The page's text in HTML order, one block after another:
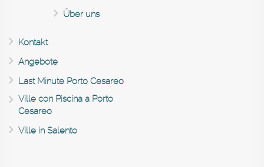
Über uns
Kontakt
Angebote
Last Minute Porto Cesareo
Ville con Piscina a Porto
Cesareo
Ville in Salento